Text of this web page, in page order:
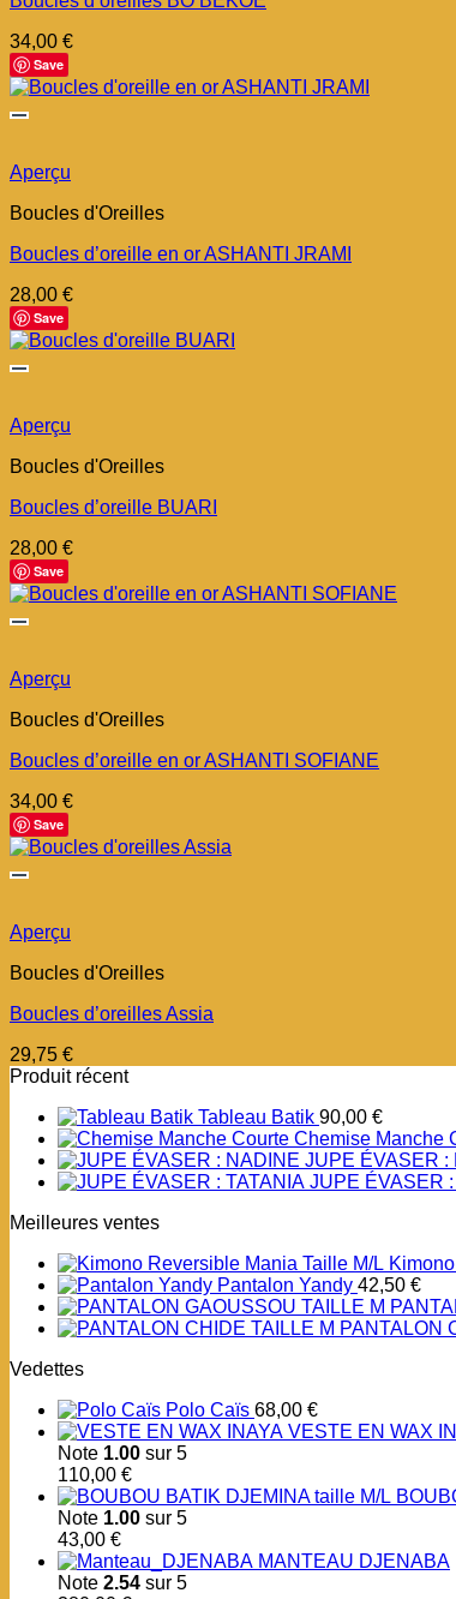
34,00 €
Save
Aperçu
Boucles d'Oreilles
Boucles d’oreille en or ASHANTI JRAMI
28,00 €
Save
Aperçu
Boucles d'Oreilles
Boucles d’oreille BUARI
28,00 €
Save
Aperçu
Boucles d'Oreilles
Boucles d’oreille en or ASHANTI SOFIANE
34,00 €
Save
Aperçu
Boucles d'Oreilles
Boucles d’oreilles Assia
29,75 €
Produit récent
Tableau Batik 90,00 €
Chemise Manche
JUPE ÉVASER :
JUPE ÉVASER :
Meilleures ventes
Pantalon Yandy 42,50 €
PANTALON
Vedettes
Polo Caïs 68,00 €
VESTE EN WAX
Note 1.00 sur 5
110,00 €
Note 1.00 sur 5
43,00 €
MANTEAU DJENABA
Note 2.54 sur 5